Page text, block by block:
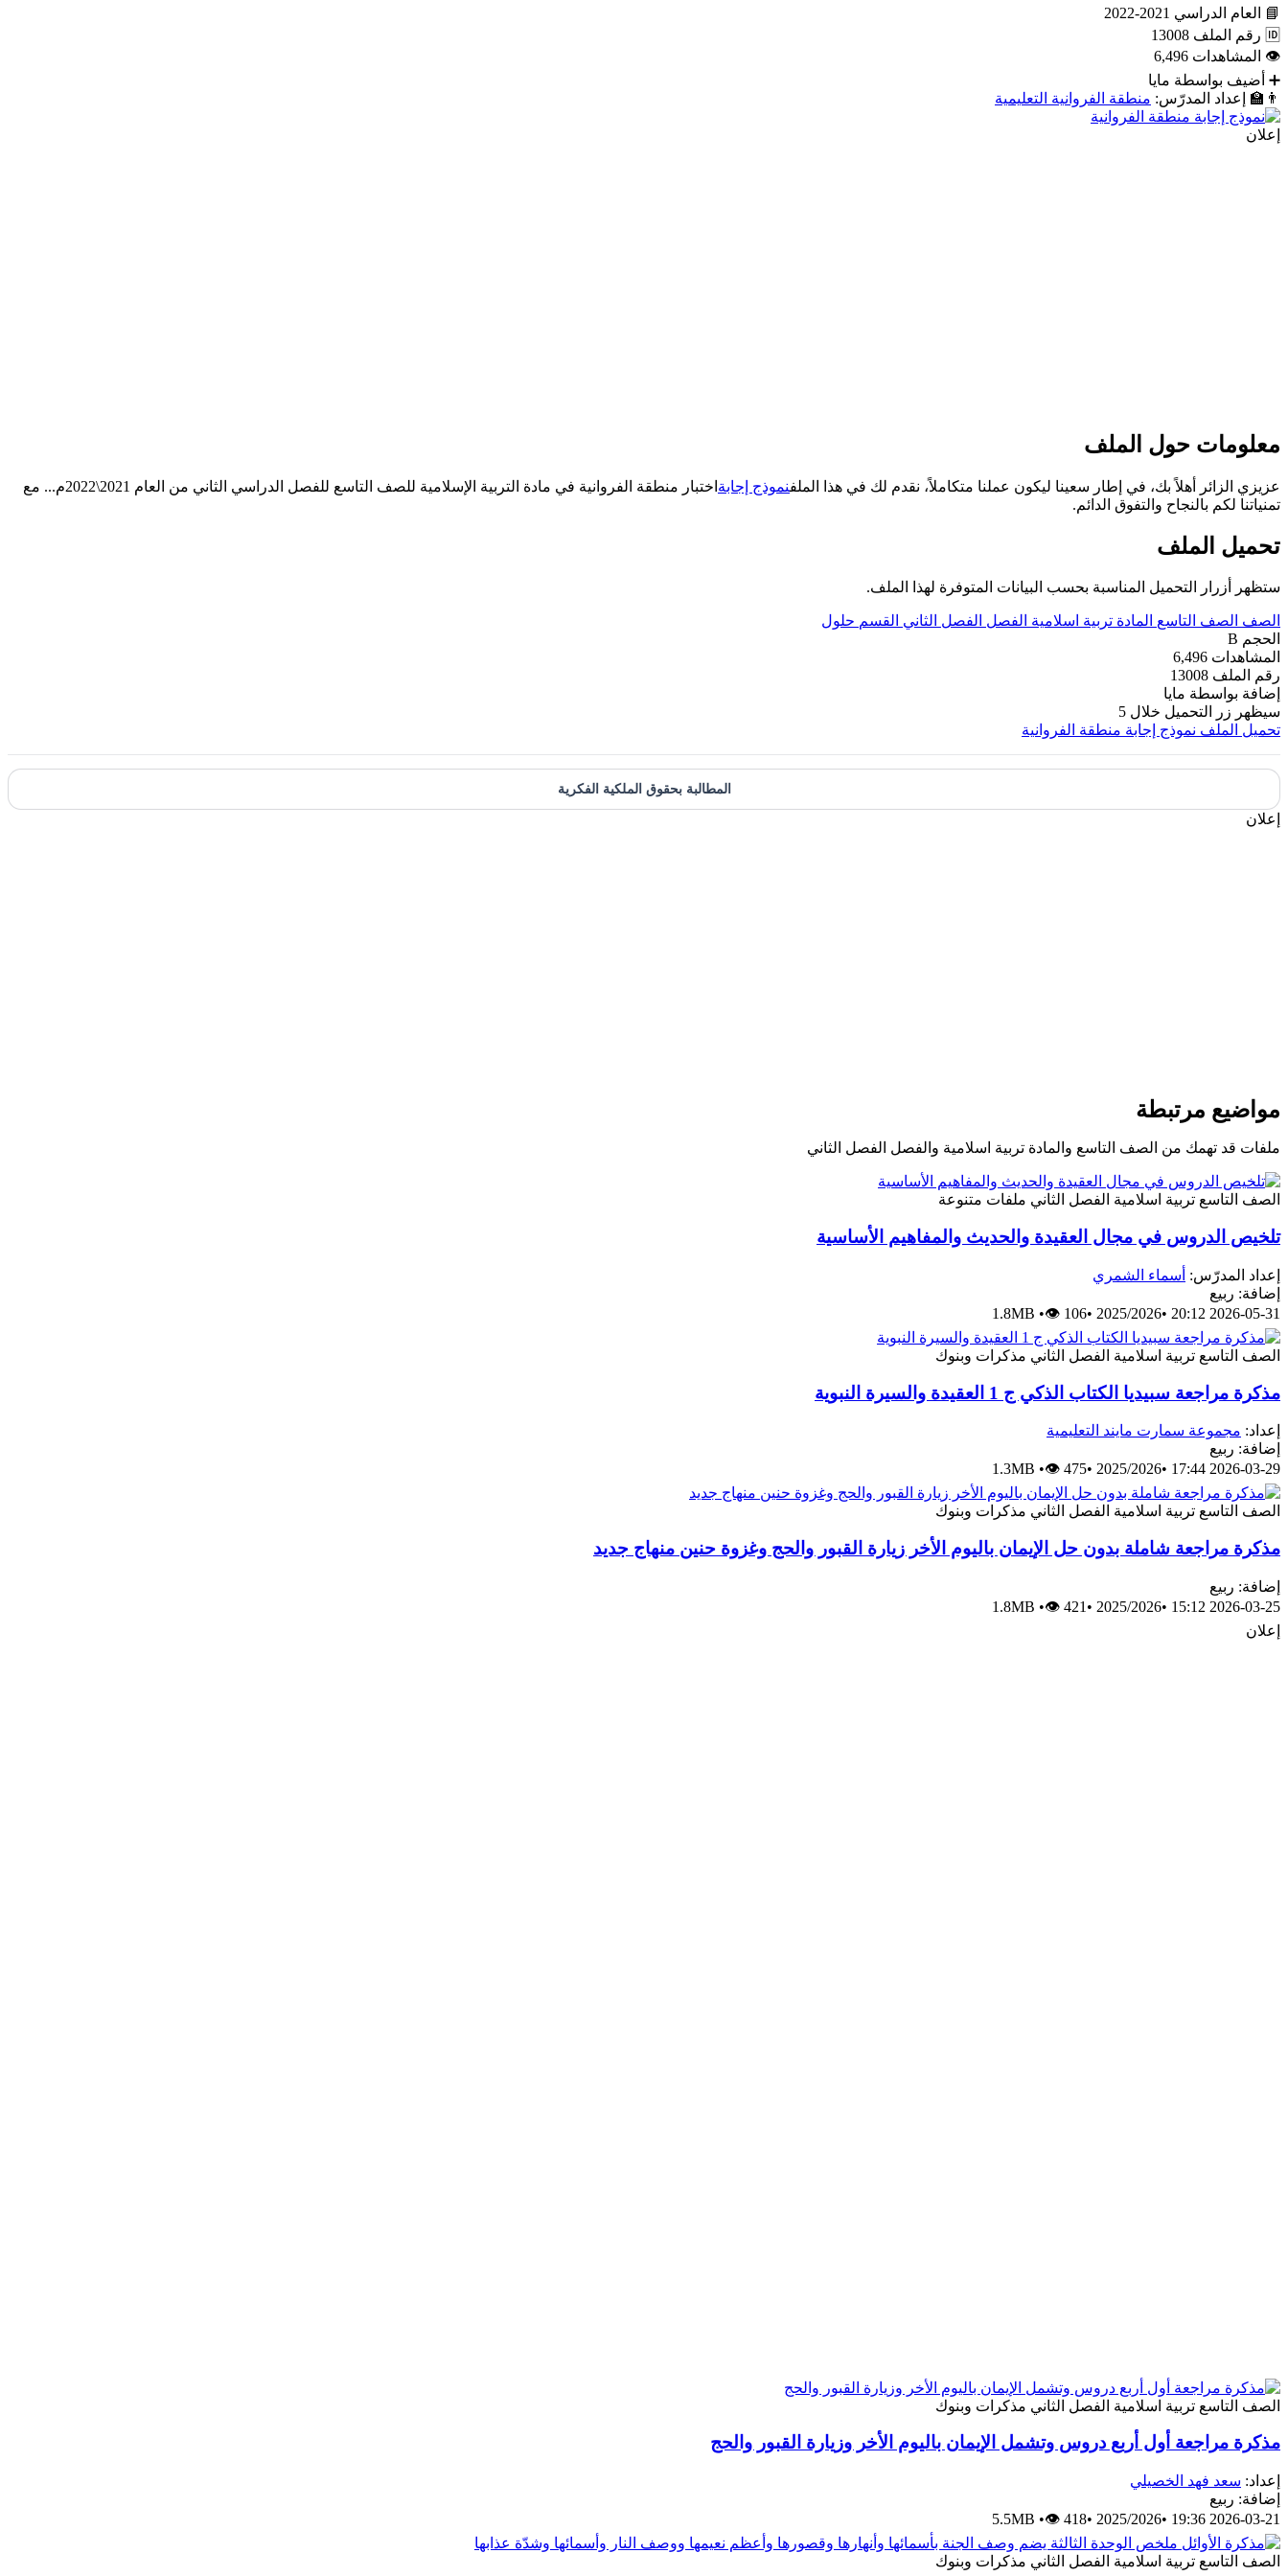
📘 العام الدراسي 2021-2022
🆔 رقم الملف 13008
👁 المشاهدات 6,496
➕ أضيف بواسطة مايا
👨‍🏫
إعداد المدرّس: منطقة الفروانية التعليمية
إعلان
معلومات حول الملف
عزيزي الزائر أهلاً بك، في إطار سعينا ليكون عملنا متكاملاً، نقدم لك في هذا الملفنموذج إجابة
اختبار منطقة الفروانية في مادة التربية الإسلامية للصف التاسع للفصل الدراسي الثاني من العام 2021\2022م... مع
تمنياتنا لكم بالنجاح والتفوق الدائم.
تحميل الملف
ستظهر أزرار التحميل المناسبة بحسب البيانات المتوفرة لهذا الملف.
الصف الصف التاسع المادة تربية اسلامية الفصل الفصل الثاني القسم حلول
الحجم B
المشاهدات 6,496
رقم الملف 13008
إضافة بواسطة مايا
سيظهر زر التحميل خلال 5
تحميل الملف نموذج إجابة منطقة الفروانية
المطالبة بحقوق الملكية الفكرية
إعلان
مواضيع مرتبطة
ملفات قد تهمك من الصف التاسع والمادة تربية اسلامية والفصل الفصل الثاني
الصف التاسع تربية اسلامية الفصل الثاني ملفات متنوعة
تلخيص الدروس في مجال العقيدة والحديث والمفاهيم الأساسية
إعداد المدرّس: أسماء الشمري
إضافة: ربيع
2026-05-31 20:12
•
2025/2026
•
1.8MB •👁 106
الصف التاسع تربية اسلامية الفصل الثاني مذكرات وبنوك
مذكرة مراجعة سبيديا الكتاب الذكي ج 1 العقيدة والسيرة النبوية
إعداد: مجموعة سمارت مايند التعليمية
إضافة: ربيع
2026-03-29 17:44
•
2025/2026
•
1.3MB •👁 475
الصف التاسع تربية اسلامية الفصل الثاني مذكرات وبنوك
مذكرة مراجعة شاملة بدون حل الإيمان باليوم الأخر زيارة القبور والحج وغزوة حنين منهاج جديد
إضافة: ربيع
2026-03-25 15:12
•
2025/2026
•
1.8MB •👁 421
إعلان
الصف التاسع تربية اسلامية الفصل الثاني مذكرات وبنوك
مذكرة مراجعة أول أربع دروس وتشمل الإيمان باليوم الأخر وزيارة القبور والحج
إعداد: سعد فهد الخصيلي
إضافة: ربيع
2026-03-21 19:36
•
2025/2026
•
5.5MB •👁 418
الصف التاسع تربية اسلامية الفصل الثاني مذكرات وبنوك